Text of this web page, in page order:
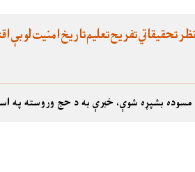
لوبېامنیتتاریختعلیمتفریحتحقیقاتينظر
بشپړه شوې، خبرې به د حج وروسته په